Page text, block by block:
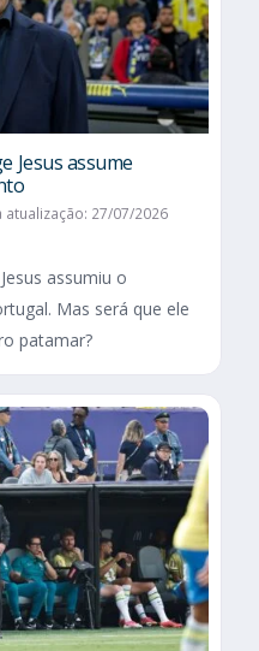
Jesus assume
atualização: 27/07/2026
assumiu o
Mas será que ele
patamar?